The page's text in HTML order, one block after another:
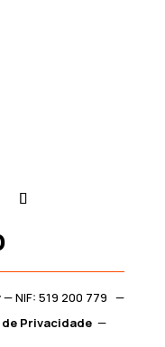
— NIF: 519 200 779 —
Privacidade—